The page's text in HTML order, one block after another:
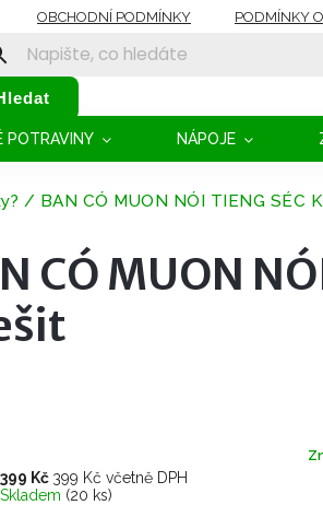
OBCHODNÍ PODMÍNKY PODMÍNKY
POTRAVINY NÁPOJE
/ BAN CÓ MUON NÓI TIENG SÉC
CÓ MUON
399 Kč 399 Kč včetně DPH
Skladem (20 ks)